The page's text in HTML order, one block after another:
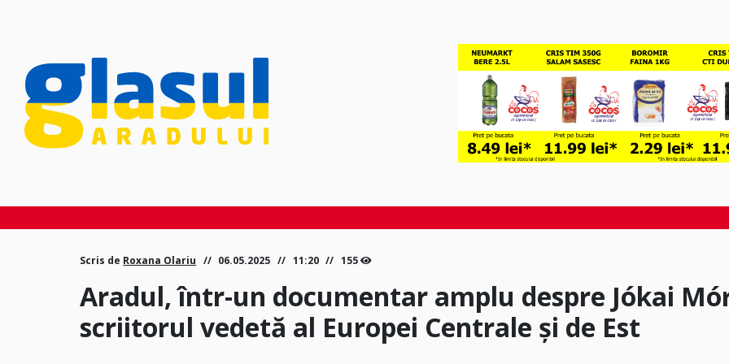
Scris de Roxana Olariu 06.05.2025 11:20 155
Aradul, într-un documentar amplu despre Jókai
scriitorul vedetă al Europei Centrale și de Est